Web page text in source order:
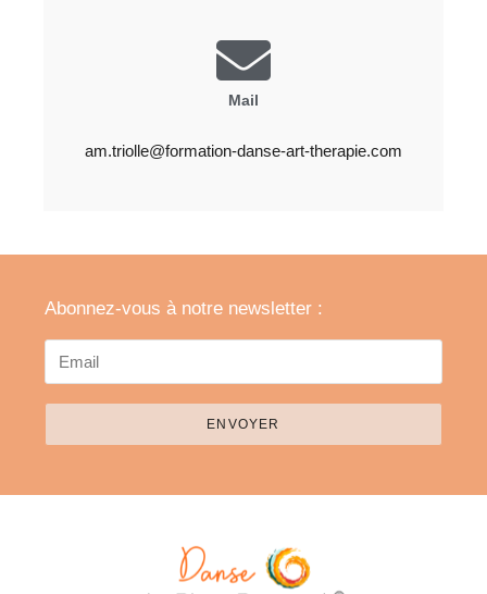
Mail
am.triolle@formation-danse-art-therapie.com
Abonnez-vous à notre newsletter :
ENVOYER